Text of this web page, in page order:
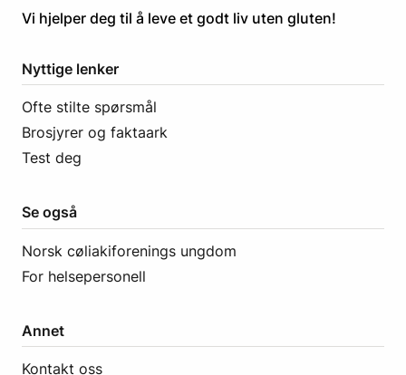
​​​​Vi hjelper deg til å leve et godt liv uten gluten! ​
Nyttige lenker
Ofte stilte spørsmål
Brosjyrer og faktaark
Test deg
Se også
Norsk cøliakiforenings ungdom
For helsepersonell
Annet
Kontakt oss